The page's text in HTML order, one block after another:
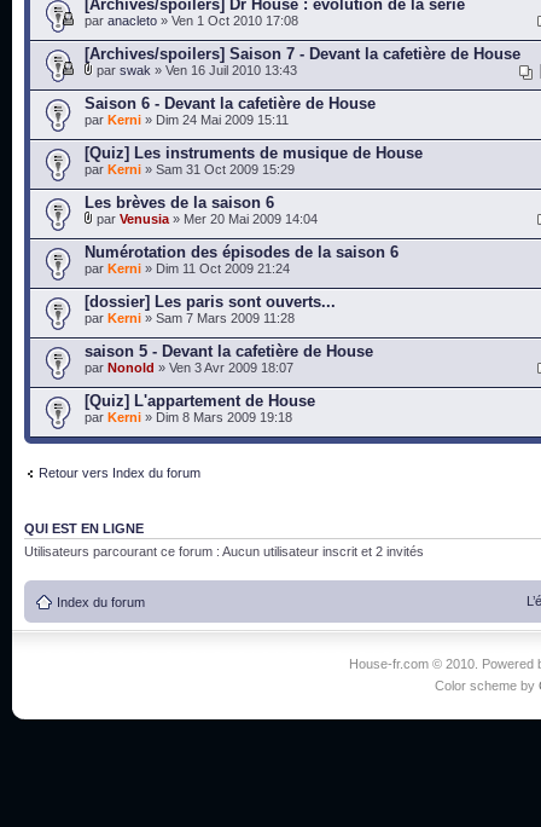
[Archives/spoilers] Dr House : évolution de la série
par anacleto » Ven 1 Oct 2010 17:08
[Archives/spoilers] Saison 7 - Devant la cafetière de House
par swak » Ven 16 Juil 2010 13:43
Saison 6 - Devant la cafetière de House
par Kerni » Dim 24 Mai 2009 15:11
[Quiz] Les instruments de musique de House
par Kerni » Sam 31 Oct 2009 15:29
Les brèves de la saison 6
par Venusia » Mer 20 Mai 2009 14:04
Numérotation des épisodes de la saison 6
par Kerni » Dim 11 Oct 2009 21:24
[dossier] Les paris sont ouverts...
par Kerni » Sam 7 Mars 2009 11:28
saison 5 - Devant la cafetière de House
par Nonold » Ven 3 Avr 2009 18:07
[Quiz] L'appartement de House
par Kerni » Dim 8 Mars 2009 19:18
Retour vers Index du forum
QUI EST EN LIGNE
Utilisateurs parcourant ce forum : Aucun utilisateur inscrit et 2 invités
Index du forum
House-fr.com © 2010. Powered
Color scheme by